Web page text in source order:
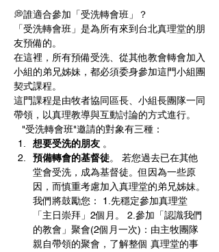
💭誰適合參加「受洗轉會班」？
「受洗轉會班」是為所有來到台北真理堂的朋
友預備的。
在這裡，所有預備受洗、從其他教會轉會加入
小組的弟兄姊妹，都必須委身參加這門小組團
契式課程。
這門課程是由牧者協同區長、小組長團隊一同
帶領，以真理教導與互動討論的方式進行。
"受洗轉會班"邀請的對象有三種：
想要受洗的朋友 。
預備轉會的基督徒。 若您過去已在其他
堂會受洗，成為基督徒。但因為一些原
因，而慎重考慮加入真理堂的弟兄姊妹。
我們將鼓勵您： 1.先穩定參加真理堂
「主日崇拜」2個月。 2.參加「認識我們
的教會」聚會(2個月一次)：由主牧團隊
親自帶領的聚會，了解整個 真理堂的事